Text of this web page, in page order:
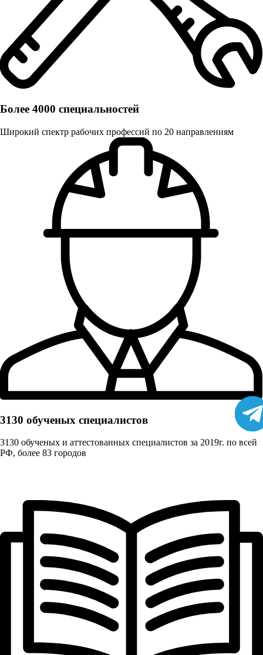
Более 4000 специальностей
Широкий спектр рабочих профессий по 20 направлениям
3130 обученых cпециалистов
3130 обученых и аттестованных специалистов за 2019г. по всей
РФ, более 83 городов